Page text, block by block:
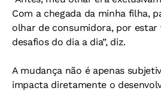
Com a chegada da minha filha,
olhar de consumidora, por estar
desafios do dia a dia”, diz.
A mudança não é apenas
impacta diretamente o